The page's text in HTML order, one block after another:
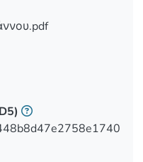
χρησιμοποιώντας
Morison.
του
μοντελοποιόντας
ένα λεπτόγραμμο
Στην συνέχεια,
των αποτελεσμάτων με